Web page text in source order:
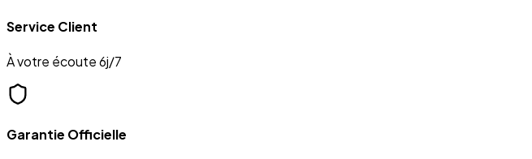
Service Client
À votre écoute 6j/7
Garantie Officielle